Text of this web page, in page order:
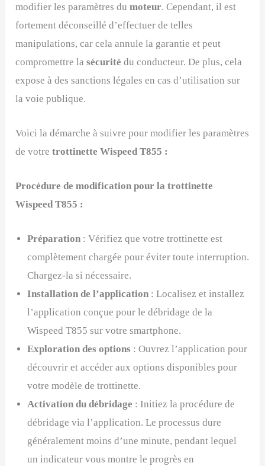
modifier les paramètres dumoteur. Cependant, il est
fortement déconseillé d’effectuer de telles
manipulations, car cela annule la garantie et peut
compromettre lasécuritédu conducteur. De plus, cela
expose à des sanctions légales en cas d’utilisation sur
la voie publique.
Voici la démarche à suivre pour modifier les paramètres
de votretrottinette Wispeed T855 :
Procédure de modification pour la trottinette
Wispeed T855 :
Préparation : Vérifiez que votre trottinette est
complètement chargée pour éviter toute interruption.
Chargez-la si nécessaire.
Installation de l’application : Localisez et installez
l’application conçue pour le débridage de la
Wispeed T855 sur votre smartphone.
Exploration des options : Ouvrez l’application pour
découvrir et accéder aux options disponibles pour
votre modèle de trottinette.
Activation du débridage : Initiez la procédure de
débridage via l’application. Le processus dure
généralement moins d’une minute, pendant lequel
un indicateur vous montre le progrès en